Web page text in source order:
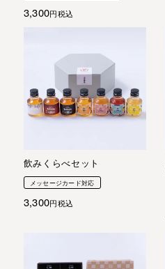
3,300 税込
飲みくらべセット
メッセージカード対応
3,300 税込